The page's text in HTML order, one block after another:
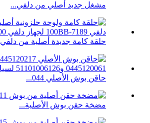
مشغل جديد أصلي من دلفي...
حلقة كامة جديدة أصلية من
حاقن بوش الأصلي 044...
مضخة حقن بوش الأصلية...